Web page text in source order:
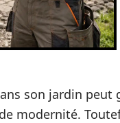
son jardin peut
modernité.